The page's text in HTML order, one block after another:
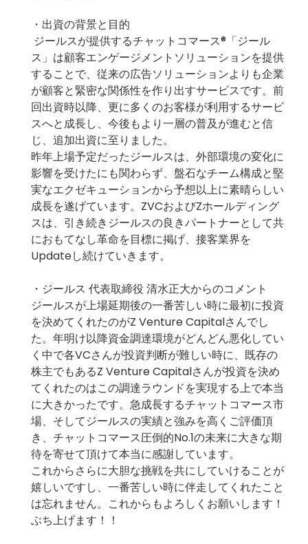
・出資の背景と目的
ジールスが提供するチャットコマース®️「ジール
ス」は顧客エンゲージメントソリューションを提供
することで、従来の広告ソリューションよりも企業
が顧客と緊密な関係性を作り出すサービスです。前
回出資時以降、更に多くのお客様が利用するサービ
スへと成長し、今後もより一層の普及が進むと信
じ、追加出資に至りました。
昨年上場予定だったジールスは、外部環境の変化に
影響を受けたにも関わらず、盤石なチーム構成と堅
実なエクゼキューションから予想以上に素晴らしい
成長を遂げています。ZVCおよびZホールディング
スは、引き続きジールスの良きパートナーとして共
におもてなし革命を目標に掲げ、接客業界を
Updateし続けていきます。
・ジールス 代表取締役 清水正大からのコメント
ジールスが上場延期後の一番苦しい時に最初に投資
を決めてくれたのがZ Venture Capitalさんでし
た。年明け以降資金調達環境がどんどん悪化してい
く中で各VCさんが投資判断が難しい時に、既存の
株主でもあるZ Venture Capitalさんが投資を決め
てくれたのはこの調達ラウンドを実現する上で本当
に大きかったです。急成長するチャットコマース市
場、そしてジールスの実績と強みを高くご評価頂
き、チャットコマース圧倒的No.1の未来に大きな期
待を寄せて頂けて本当に感謝しています。
これからさらに大胆な挑戦を共にしていけることが
嬉しいですし、一番苦しい時に伴走してくれたこと
は忘れません。これからもよろしくお願いします！
ぶち上げます！！